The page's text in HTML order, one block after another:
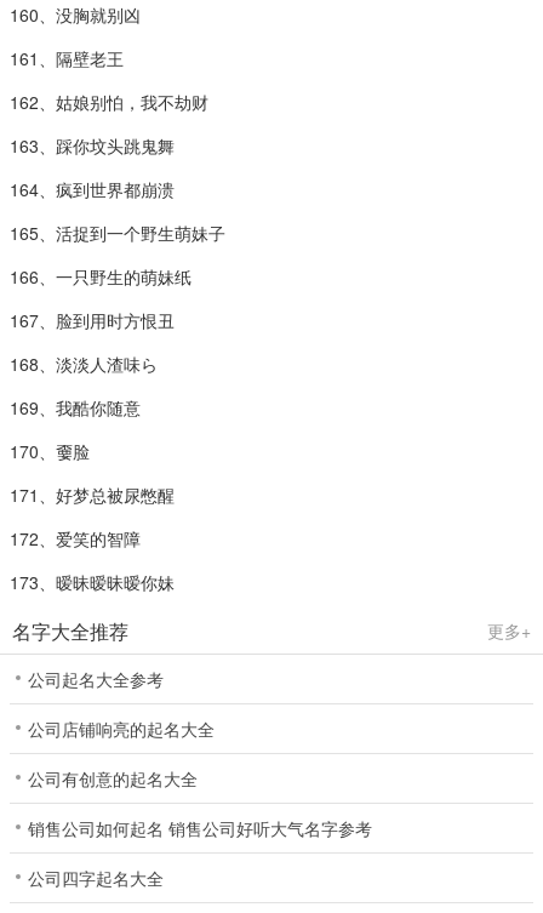
160、没胸就别凶
161、隔壁老王
162、姑娘别怕，我不劫财
163、踩你坟头跳鬼舞
164、疯到世界都崩溃
165、活捉到一个野生萌妹子
166、一只野生的萌妹纸
167、脸到用时方恨丑
168、淡淡人渣味ら
169、我酷你随意
170、嫑脸
171、好梦总被尿憋醒
172、爱笑的智障
173、暧昧暧昧暧你妹
名字大全推荐
更多+
公司起名大全参考
公司店铺响亮的起名大全
公司有创意的起名大全
销售公司如何起名 销售公司好听大气名字参考
公司四字起名大全